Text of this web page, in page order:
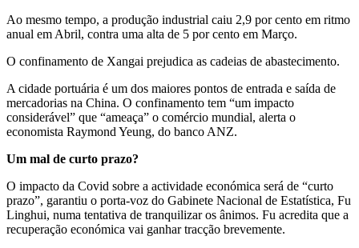
Ao mesmo tempo, a produção industrial caiu 2,9 por cento em ritmo
anual em Abril, contra uma alta de 5 por cento em Março.
O confinamento de Xangai prejudica as cadeias de abastecimento.
A cidade portuária é um dos maiores pontos de entrada e saída de
mercadorias na China. O confinamento tem “um impacto
considerável” que “ameaça” o comércio mundial, alerta o
economista Raymond Yeung, do banco ANZ.
Um mal de curto prazo?
O impacto da Covid sobre a actividade económica será de “curto
prazo”, garantiu o porta-voz do Gabinete Nacional de Estatística, Fu
Linghui, numa tentativa de tranquilizar os ânimos. Fu acredita que a
recuperação económica vai ganhar tracção brevemente.